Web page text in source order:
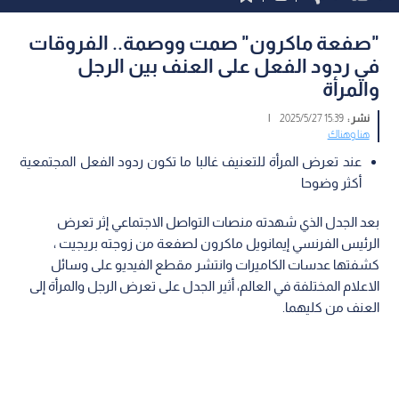
"صفعة ماكرون" صمت ووصمة.. الفروقات
في ردود الفعل على العنف بين الرجل
والمرأة
نشر :15:39 2025/5/27
|
هنا وهناك
عند تعرض المرأة للتعنيف غالبا ما تكون ردود الفعل المجتمعية
أكثر وضوحا
بعد الجدل الذي شهدته منصات التواصل الاجتماعي إثر تعرض
الرئيس الفرنسي إيمانويل ماكرون لصفعة من زوجته بريجيت ،
كشفتها عدسات الكاميرات وانتشر مقطع الفيديو على وسائل
الاعلام المختلفة في العالم، أثير الجدل على تعرض الرجل والمرأة إلى
العنف من كليهما.